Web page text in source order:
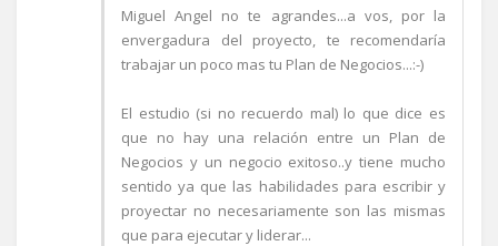
Miguel Angel no te agrandes...a vos, por la
envergadura del proyecto, te recomendaría
trabajar un poco mas tu Plan de Negocios...:-)
El estudio (si no recuerdo mal) lo que dice es
que no hay una relación entre un Plan de
Negocios y un negocio exitoso..y tiene mucho
sentido ya que las habilidades para escribir y
proyectar no necesariamente son las mismas
que para ejecutar y liderar...